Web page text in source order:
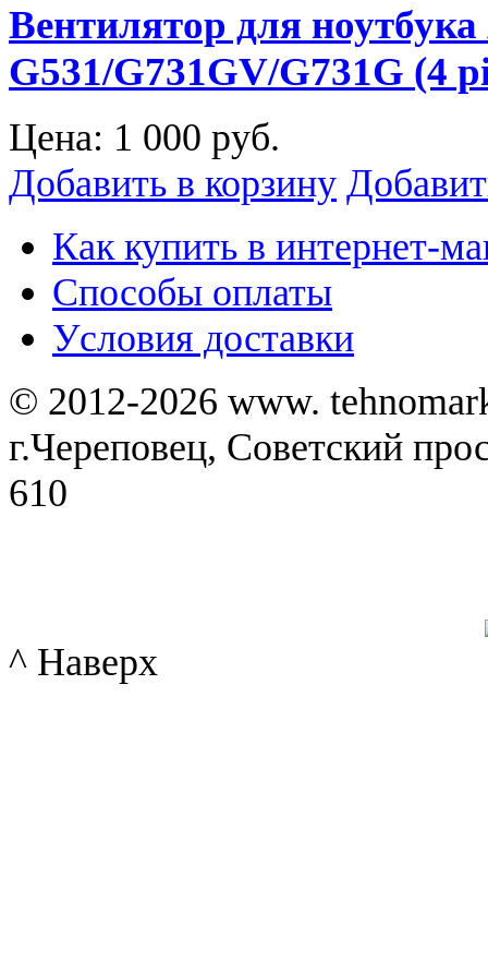
Вентилятор для
G531/G731GV/G731G (4
Цена: 1 000 руб.
Добавить в корзину
Как купить в интернет-
Способы оплаты
Уcловия доставки
© 2012-2026 www.
г.Череповец, Советский
610
^ Наверх